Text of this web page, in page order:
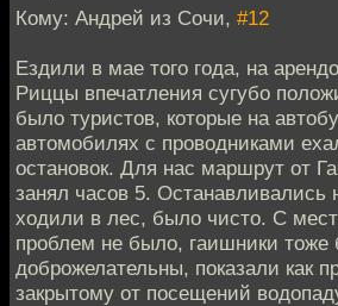
Кому: Андрей из Сочи, #12
Ездили в мае того года, на
Риццы впечатления сугубо
было туристов, которые на
автомобилях с проводниками
остановок. Для нас маршрут от
занял часов 5. Останавливались
ходили в лес, было чисто. С
проблем не было, гаишники тоже
доброжелательны, показали как
закрытому от посещений